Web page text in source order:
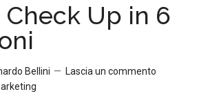
Check Up in 6
Bellini
Lascia un commento